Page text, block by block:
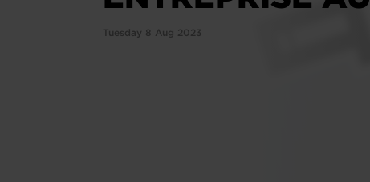
Tuesday 8 Aug 2023